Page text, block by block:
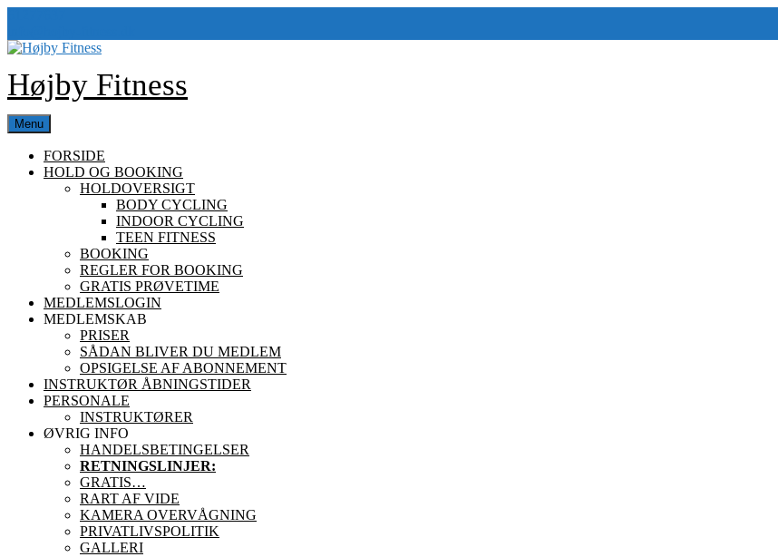
content
Højby Fitness
Menu
FORSIDE
HOLD OG BOOKING
HOLDOVERSIGT
BODY CYCLING
INDOOR CYCLING
TEEN FITNESS
BOOKING
REGLER FOR BOOKING
GRATIS PRØVETIME
MEDLEMSLOGIN
MEDLEMSKAB
PRISER
SÅDAN BLIVER DU MEDLEM
OPSIGELSE AF ABONNEMENT
INSTRUKTØR ÅBNINGSTIDER
PERSONALE
INSTRUKTØRER
ØVRIG INFO
HANDELSBETINGELSER
RETNINGSLINJER:
GRATIS…
RART AF VIDE
KAMERA OVERVÅGNING
PRIVATLIVSPOLITIK
GALLERI